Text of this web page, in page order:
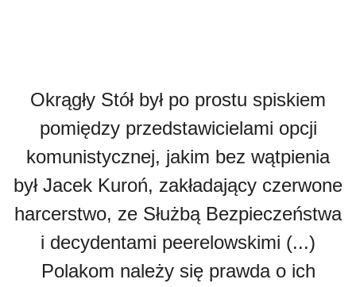
Okrągły Stół był po prostu spiskiem
pomiędzy przedstawicielami opcji
komunistycznej, jakim bez wątpienia
był Jacek Kuroń, zakładający czerwone
harcerstwo, ze Służbą Bezpieczeństwa
i decydentami peerelowskimi (...)
Polakom należy się prawda o ich